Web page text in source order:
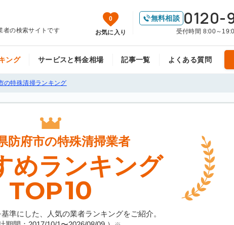
者の検索サイトです
0
お気に入り
無料相談 0120-
受付時間 8:00～
ング サービスと料金相場 記事一覧 よくある質問
の特殊清掃ランキング
防府市の特殊清掃業者
めランキング
TOP10
準にした、人気の業者ランキングをご紹介。